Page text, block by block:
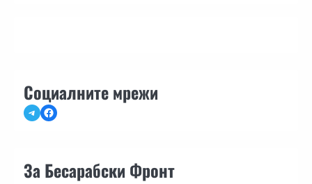
Социалните мрежи
TelegramFacebook
За Бесарабски Фронт